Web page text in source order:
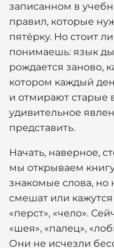
записанном в
правил, которые
пятёрку. Но стоит
понимаешь: язык
рождается заново,
котором каждый
и отмирают старые
удивительное
представить.
Начать, наверное,
мы открываем
знакомые слова, но
смешат или
«перст», «чело».
«шея», «палец»,
Они не исчезли